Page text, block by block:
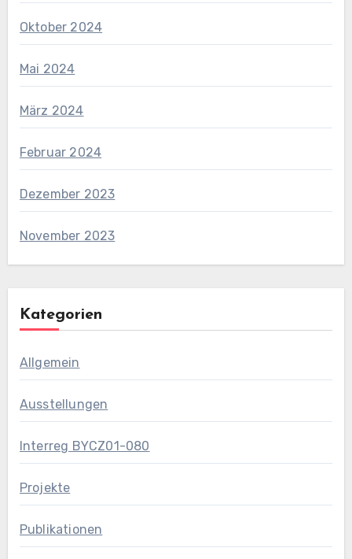
Oktober 2024
Mai 2024
März 2024
Februar 2024
Dezember 2023
November 2023
Kategorien
Allgemein
Ausstellungen
Interreg BYCZ01-080
Projekte
Publikationen